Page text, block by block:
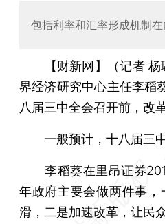
包括利率和汇率形成机制
【财新网】（记者
界经济研究中心主任李稻
八届三中全会召开前，改
一般预计，十八届三中
李稻葵在里昂证券
年政府主要会做两件事
滑，二是加速改革，让民